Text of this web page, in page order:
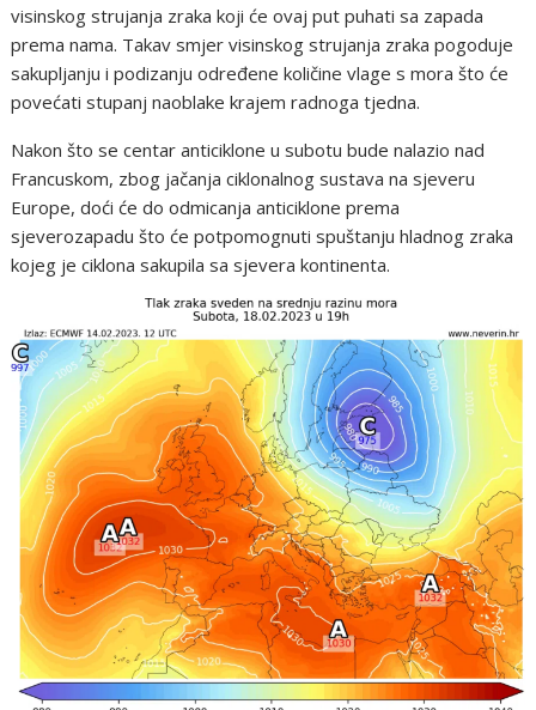
visinskog strujanja zraka koji će ovaj put puhati sa zapada
prema nama. Takav smjer visinskog strujanja zraka pogoduje
sakupljanju i podizanju određene količine vlage s mora što će
povećati stupanj naoblake krajem radnoga tjedna.
Nakon što se centar anticiklone u subotu bude nalazio nad
Francuskom, zbog jačanja ciklonalnog sustava na sjeveru
Europe, doći će do odmicanja anticiklone prema
sjeverozapadu što će potpomognuti spuštanju hladnog zraka
kojeg je ciklona sakupila sa sjevera kontinenta.